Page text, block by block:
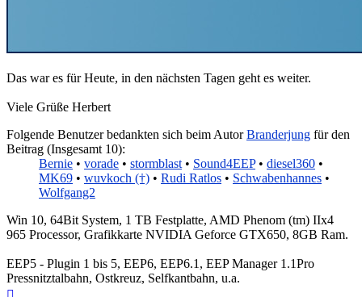
Das war es für Heute, in den nächsten Tagen geht es weiter.
Viele Grüße Herbert
Folgende Benutzer bedankten sich beim AutorBranderjung für den
Beitrag (Insgesamt 10):
Bernie • vorade • stormblast • Sound4EEP• diesel360 •
MK69 • wuvkoch (†) • Rudi Ratlos • Schwabenhannes •
Wolfgang2
Win 10, 64Bit System, 1 TB Festplatte, AMD Phenom (tm) IIx4
965 Processor, Grafikkarte NVIDIA Geforce GTX650, 8GB Ram.
EEP5 - Plugin 1 bis 5, EEP6, EEP6.1, EEP Manager 1.1Pro
Pressnitztalbahn, Ostkreuz, Selfkantbahn, u.a.